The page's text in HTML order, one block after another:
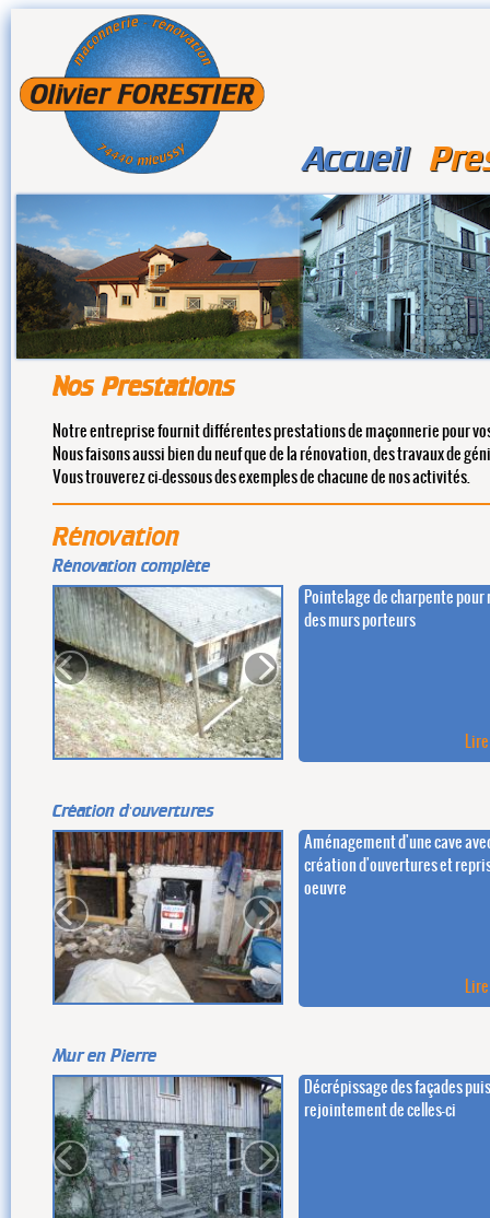
Accueil
Nos Prestations
Notre entreprise fournit différentes prestations de maçonnerie pour
Nous faisons aussi bien du neuf que de la rénovation, des travaux de
Vous trouverez ci-dessous des exemples de chacune de nos activités.
Rénovation
Rénovation complète
Pointelage de charpente
des murs porteurs
Création d'ouvertures
Aménagement d'une cave
création d'ouvertures et
oeuvre
Mur en Pierre
Décrépissage des façades puis
rejointement de celles-ci